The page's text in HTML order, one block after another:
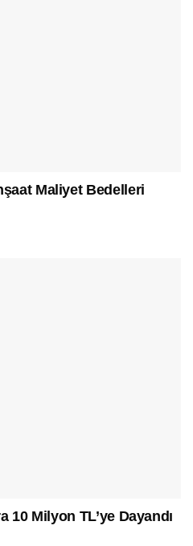
Maliyet Bedelleri
10 Milyon TL’ye Dayandı